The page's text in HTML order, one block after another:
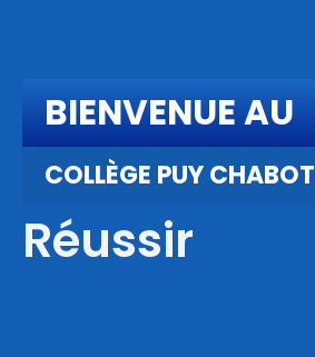
BIENVENUE AU
COLLÈGE PUY CHABOT
Réussir